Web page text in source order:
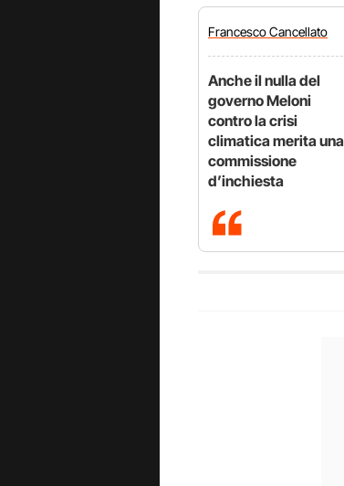
FrancescoCancellato
Anche il nulla del
governo Meloni
contro la crisi
climatica merita una
commissione
d’inchiesta